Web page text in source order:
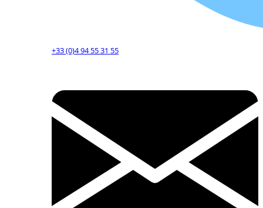
+33 (0)4 94 55 31 55